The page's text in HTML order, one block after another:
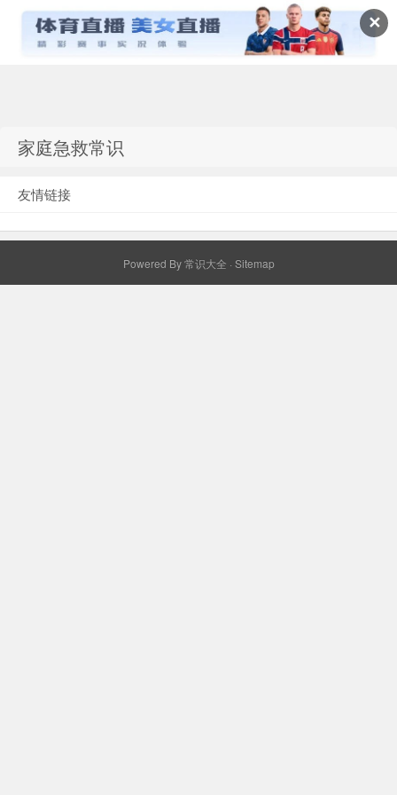
✕
家庭急救常识
友情链接
Powered By常识大全 · Sitemap